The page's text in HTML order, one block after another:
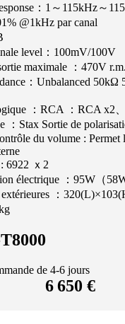
：1～115kHz～
@1kHz par canal
level：100mV/100V
maximale ：470V
：Unbalanced 50kΩ
：RCA ：RCA x2
：Stax Sortie de
du volume :
6922 ｘ2
électrique ：95W（
：
de 4-6 jours
6 650 €